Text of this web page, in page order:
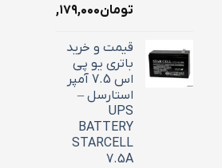
تومان۳,۱۷۹,۰۰۰
قیمت و خرید
باتری یو پی
اس 7.5 آمپر
استارسل –
UPS
BATTERY
STARCELL
7.5A